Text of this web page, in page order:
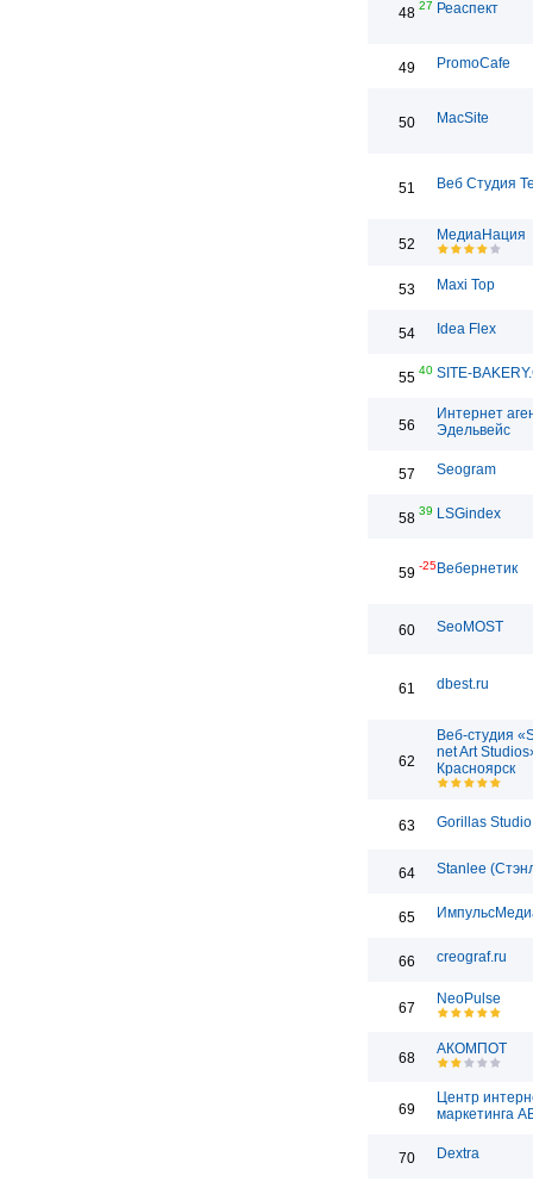
48 27 Реаспект
49 PromoCafe
50 MacSite
51 Веб Студия
52
МедиаНация
53 Maxi Top
54 Idea Flex
55 40 SITE-
56
Интернет
Эдельвейс
57 Seogram
58 39 LSGindex
59 -25Вебернетик
60 SeoMOST
61 dbest.ru
62
Веб-студия
net Art
Красноярск
63 Gorillas Studio
64 Stanlee
65
66 creograf.ru
67
NeoPulse
68
АКОМПОТ
69
Центр
маркетинга
70 Dextra